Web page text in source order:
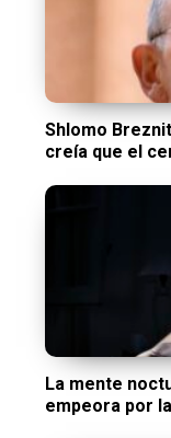
Shlomo
creía que el
La mente
empeora por